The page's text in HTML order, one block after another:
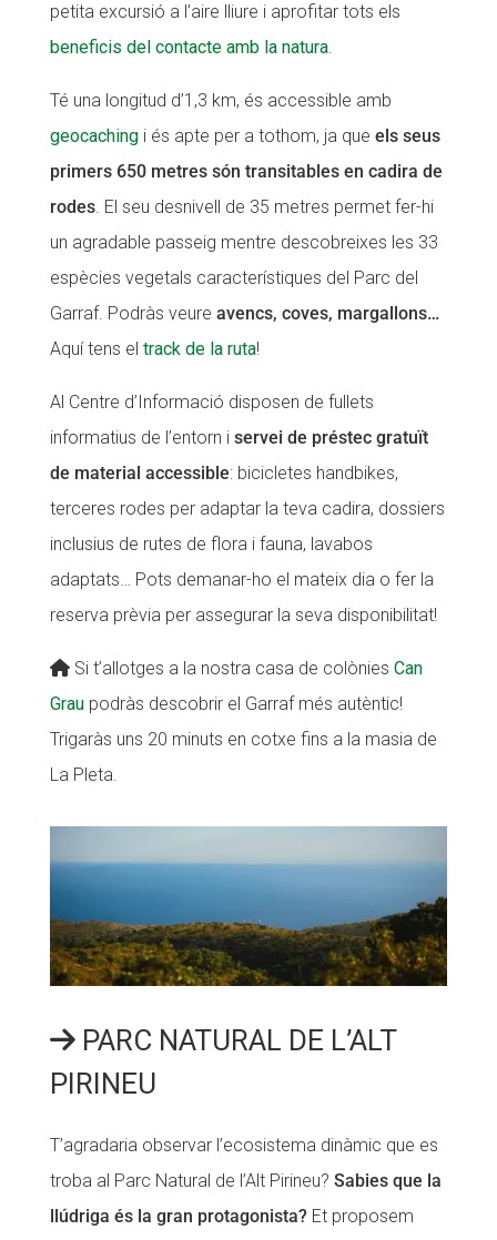
petita excursió a l’aire lliure i aprofitar tots els
beneficis del contacte amb la natura.
Té una longitud d’1,3 km, és accessible amb
geocachingi és apte per a tothom, ja que els seus
primers 650 metres són transitables en cadira de
rodes. El seu desnivell de 35 metres permet fer-hi
un agradable passeig mentre descobreixes les 33
espècies vegetals característiques del Parc del
Garraf. Podràs veure avencs, coves, margallons…
Aquí tens el track de la ruta!
Al Centre d’Informació disposen de fullets
informatius de l’entorn i servei de préstec gratuït
de material accessible: bicicletes handbikes,
terceres rodes per adaptar la teva cadira, dossiers
inclusius de rutes de flora i fauna, lavabos
adaptats… Pots demanar-ho el mateix dia o fer la
reserva prèvia per assegurar la seva disponibilitat!
Si t’allotges a la nostra casa de colònies Can
Graupodràs descobrir el Garraf més autèntic!
Trigaràs uns 20 minuts en cotxe fins a la masia de
La Pleta.
PARC NATURAL DE L’ALT
PIRINEU
T’agradaria observar l’ecosistema dinàmic que es
troba al Parc Natural de l’Alt Pirineu? Sabies que la
llúdriga és la gran protagonista?Et proposem